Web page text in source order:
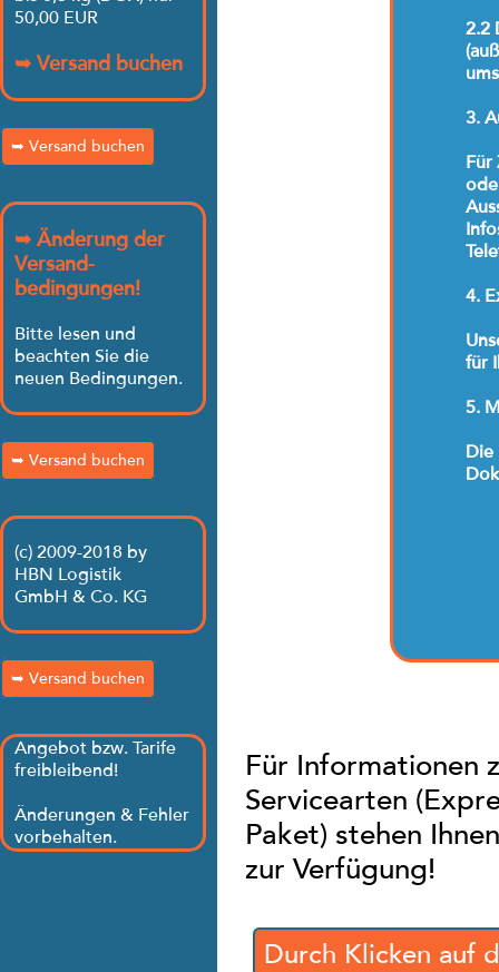
50,00 EUR
➥ Versand buchen
➥ Versand buchen
➥ Änderung der
Versand-
bedingungen!
Bitte lesen und
beachten Sie die
neuen Bedingungen.
➥ Versand buchen
(c) 2009-2018 by
HBN Logistik
GmbH & Co. KG
➥ Versand buchen
Angebot bzw. Tarife
freibleibend!
Änderungen & Fehler
vorbehalten.
2.2
3.
Für
4.
für
5.
Die
Für Informationen
Servicearten
Paket) stehen
zur Verfügung!
Durch Klicken auf